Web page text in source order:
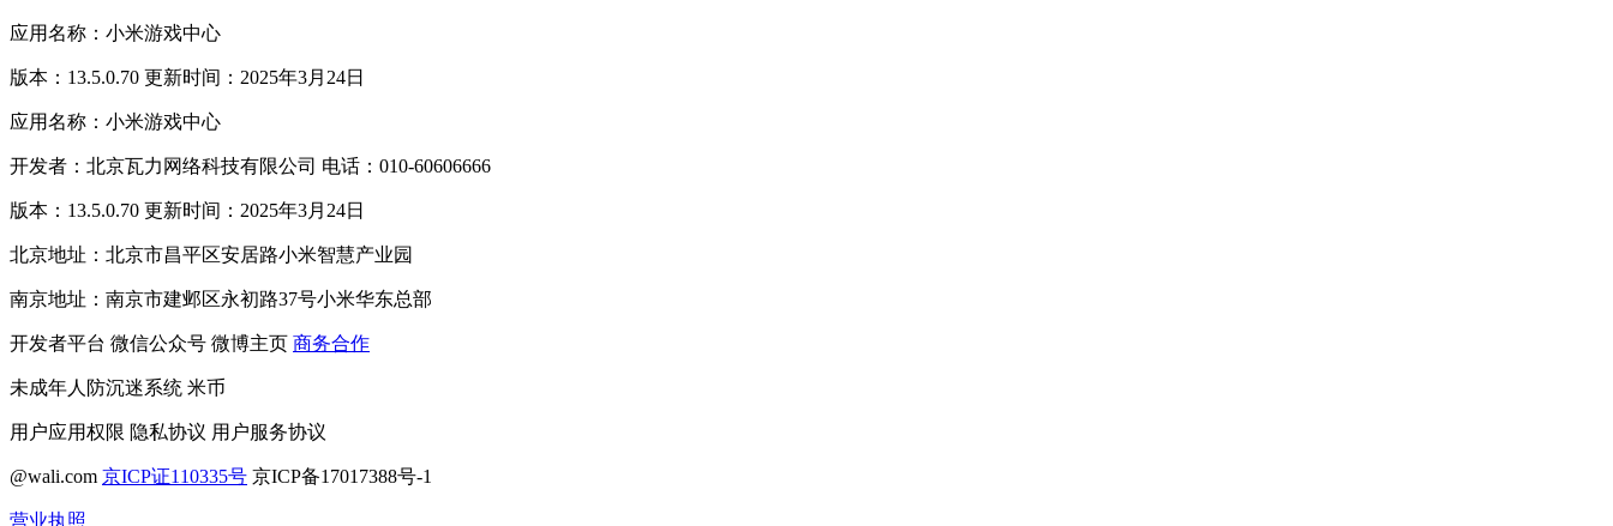
应用名称：小米游戏中心
版本：13.5.0.70 更新时间：2025年3月24日
应用名称：小米游戏中心
开发者：北京瓦力网络科技有限公司 电话：010-60606666
版本：13.5.0.70 更新时间：2025年3月24日
北京地址：北京市昌平区安居路小米智慧产业园
南京地址：南京市建邺区永初路37号小米华东总部
开发者平台 微信公众号 微博主页 商务合作
未成年人防沉迷系统 米币
用户应用权限 隐私协议 用户服务协议
@wali.com 京ICP证110335号 京ICP备17017388号-1
营业执照